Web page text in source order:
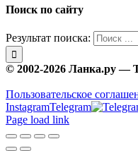
Поиск по сайту
Результат поиска:
© 2002-2026 Ланка.ру —
Пользовательское
InstagramTelegram
Page load link